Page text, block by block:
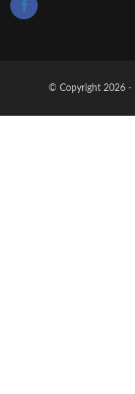
© Copyright 2026 -